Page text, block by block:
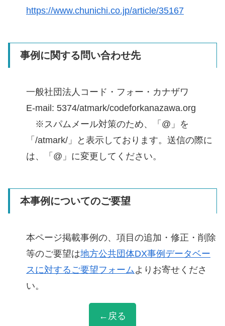
←戻る
https://www.chunichi.co.jp/article/35167
事例に関する問い合わせ先
一般社団法人コード・フォー・カナザワ
E-mail: 5374/atmark/codeforkanazawa.org
※スパムメール対策のため、「@」を
「/atmark/」と表示しております。送信の際に
は、「@」に変更してください。
本事例についてのご要望
本ページ掲載事例の、項目の追加・修正・削除
等のご要望は地方公共団体DX事例データベー
スに対するご要望フォームよりお寄せくださ
い。